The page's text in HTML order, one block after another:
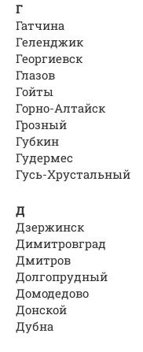
Г
Гатчина
Геленджик
Георгиевск
Глазов
Гойты
Горно-Алтайск
Грозный
Губкин
Гудермес
Гусь-Хрустальный
Д
Дзержинск
Димитровград
Дмитров
Долгопрудный
Домодедово
Донской
Дубна